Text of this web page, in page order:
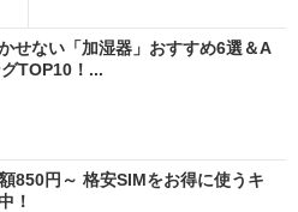
せない「加湿器」おすすめ6選＆A
TOP10！...
850円～ 格安SIMをお得に使うキ
！